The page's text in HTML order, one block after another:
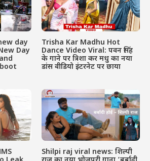
day
Day
Trisha Kar Madhu Hot
Dance Video Viral: पवन सिंह
के गाने पर त्रिशा कर मधु का नया
डांस वीडियो इंटरनेट पर छाया
Shilpi raj viral news: शिल्पी